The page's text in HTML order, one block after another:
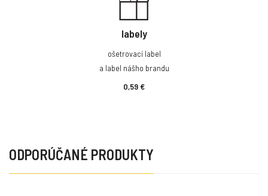
labely
ošetrovací label
a label nášho brandu
0,59 €
ODPORÚČANÉ PRODUKTY